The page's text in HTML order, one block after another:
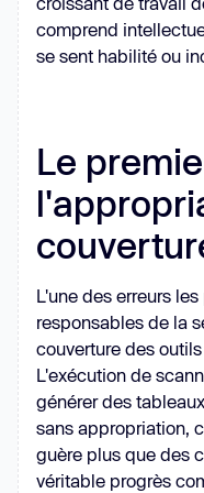
comprend
se sent habilité ou
Le
L'une des erreurs
responsables de la
couverture des
L'exécution de
générer des
sans appropriation,
guère plus que des
véritable progrès